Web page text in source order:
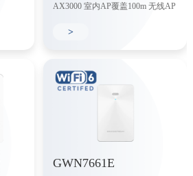
AX3000 室内AP覆盖100m 无线AP
>
GWN7661E